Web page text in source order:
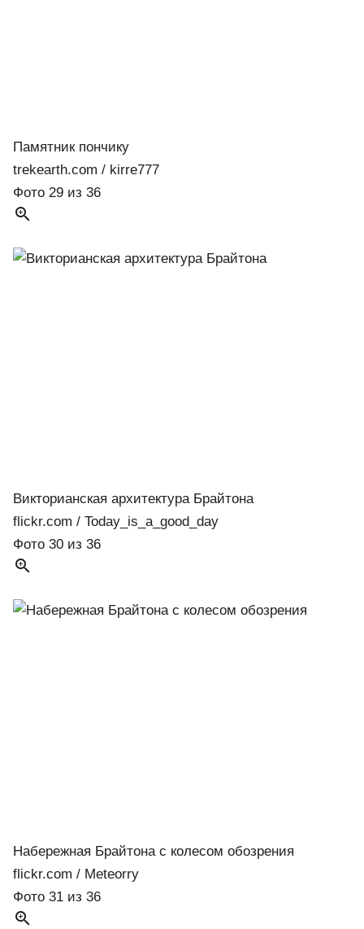
Памятник пончику
trekearth.com / kirre777
Фото 29 из 36

Викторианская архитектура Брайтона
flickr.com / Today_is_a_good_day
Фото 30 из 36

Набережная Брайтона с колесом обозрения
flickr.com / Meteorry
Фото 31 из 36
